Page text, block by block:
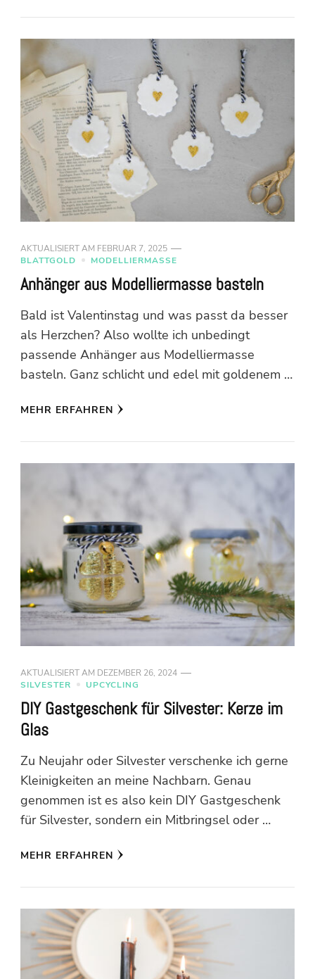
AKTUALISIERT AM FEBRUAR 7, 2025
BLATTGOLD
MODELLIERMASSE
Anhänger aus Modelliermasse basteln
Bald ist Valentinstag und was passt da besser
als Herzchen? Also wollte ich unbedingt
passende Anhänger aus Modelliermasse
basteln. Ganz schlicht und edel mit goldenem …
MEHR ERFAHREN
AKTUALISIERT AM DEZEMBER 26, 2024
SILVESTER
UPCYCLING
DIY Gastgeschenk für Silvester: Kerze im
Glas
Zu Neujahr oder Silvester verschenke ich gerne
Kleinigkeiten an meine Nachbarn. Genau
genommen ist es also kein DIY Gastgeschenk
für Silvester, sondern ein Mitbringsel oder …
MEHR ERFAHREN